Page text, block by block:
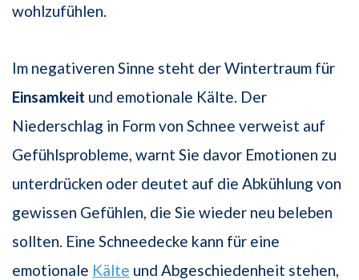
wohlzufühlen.
Im negativeren Sinne steht der Wintertraum für
Einsamkeit und emotionale Kälte. Der
Niederschlag in Form von Schnee verweist auf
Gefühlsprobleme, warnt Sie davor Emotionen zu
unterdrücken oder deutet auf die Abkühlung von
gewissen Gefühlen, die Sie wieder neu beleben
sollten. Eine Schneedecke kann für eine
emotionale Kälte und Abgeschiedenheit stehen,